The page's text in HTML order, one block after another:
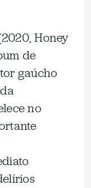
Honey
de
gaúcho
no